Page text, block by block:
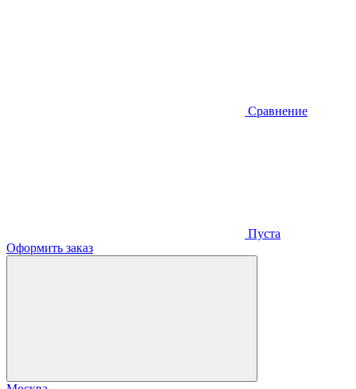
Сравнение
Пуста
Оформить заказ